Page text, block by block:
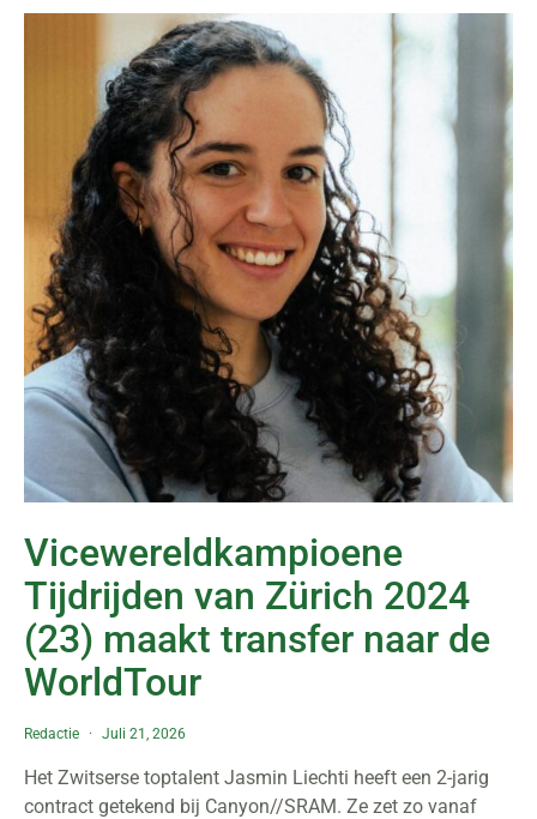
Vicewereldkampioene
Tijdrijden van Zürich 2024
(23) maakt transfer naar de
WorldTour
Redactie Juli 21, 2026
Het Zwitserse toptalent Jasmin Liechti heeft een 2-jarig
contract getekend bij Canyon//SRAM. Ze zet zo vanaf